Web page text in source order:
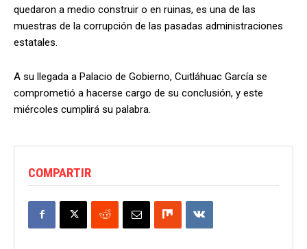
quedaron a medio construir o en ruinas, es una de las
muestras de la corrupción de las pasadas administraciones
estatales.
A su llegada a Palacio de Gobierno, Cuitláhuac García se
comprometió a hacerse cargo de su conclusión, y este
miércoles cumplirá su palabra.
COMPARTIR